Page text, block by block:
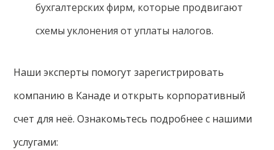
бухгалтерских фирм, которые продвигают
схемы уклонения от уплаты налогов.
Наши эксперты помогут зарегистрировать
компанию в Канаде и открыть корпоративный
счет для неё. Ознакомьтесь подробнее с нашими
услугами: